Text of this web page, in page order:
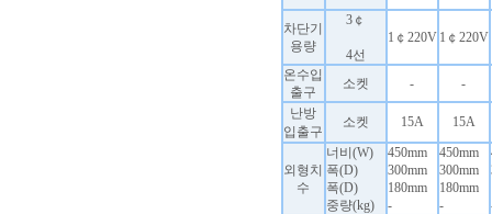
차단기
용량
3￠
4선
1￠220V 1￠220V
온수입
출구
소켓 -
-
난방
입출구
소켓 15A 15A
외형치
수
너비(W)
폭(D)
폭(D)
중량(kg)
450mm
300mm
180mm
-
450mm
300mm
180mm
-